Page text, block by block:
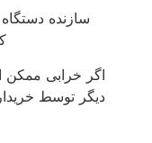
سازنده
اگر خرابی ممکن
دیگر توسط